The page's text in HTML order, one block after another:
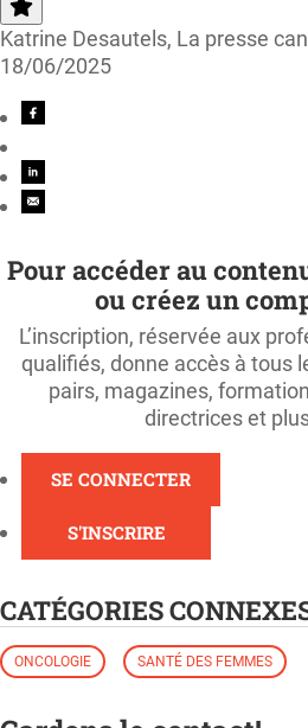
Katrine Desautels, La presse
18/06/2025
Pour accéder au
ou créez un
L’inscription, réservée aux
qualifiés, donne accès à tous
pairs, magazines,
directrices et
SE CONNECTER
S'INSCRIRE
CATÉGORIES
ONCOLOGIE SANTÉ DES FEMMES